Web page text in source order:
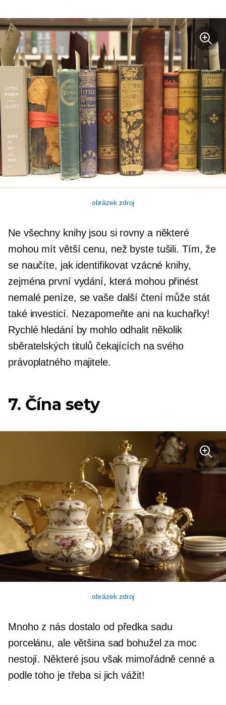
obrázek zdroj
Ne všechny knihy jsou si rovny a některé
mohou mít větší cenu, než byste tušili. Tím, že
se naučíte, jak identifikovat vzácné knihy,
zejména první vydání, která mohou přinést
nemalé peníze, se vaše další čtení může stát
také investicí. Nezapomeňte ani na kuchařky!
Rychlé hledání by mohlo odhalit několik
sběratelských titulů čekajících na svého
právoplatného majitele.
7. Čína sety
obrázek zdroj
Mnoho z nás dostalo od předka sadu
porcelánu, ale většina sad bohužel za moc
nestojí. Některé jsou však mimořádně cenné a
podle toho je třeba si jich vážit!